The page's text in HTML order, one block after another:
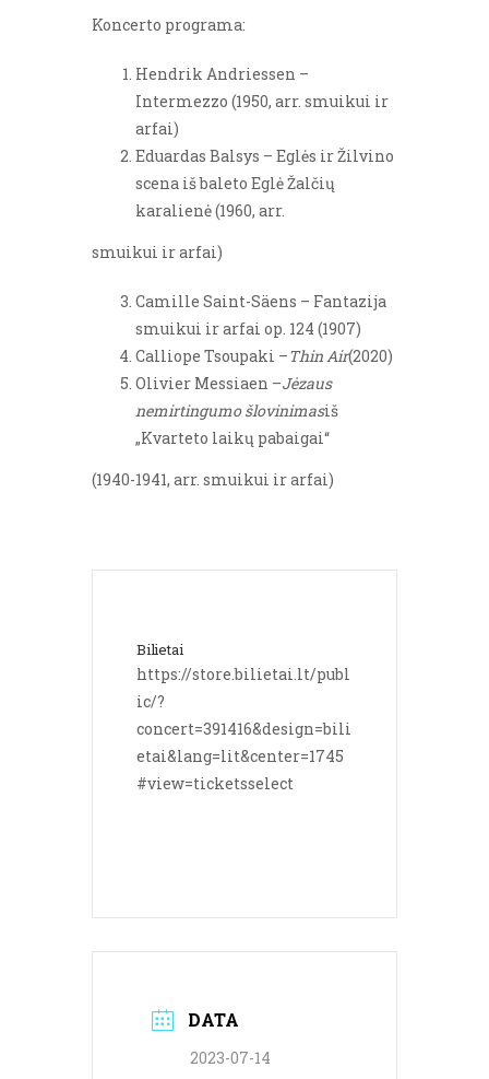
Koncerto programa:
Hendrik Andriessen –
Intermezzo (1950, arr. smuikui ir
arfai)
Eduardas Balsys – Eglės ir Žilvino
scena iš baleto Eglė Žalčių
karalienė (1960, arr.
smuikui ir arfai)
Camille Saint-Säens – Fantazija
smuikui ir arfai op. 124 (1907)
Calliope Tsoupaki –Thin Air(2020)
Olivier Messiaen –Jėzaus
nemirtingumo šlovinimasiš
„Kvarteto laikų pabaigai“
(1940-1941, arr. smuikui ir arfai)
Bilietai
https://store.bilietai.lt/publ
ic/?
concert=391416&design=bili
etai&lang=lit&center=1745
#view=ticketsselect
DATA
2023-07-14